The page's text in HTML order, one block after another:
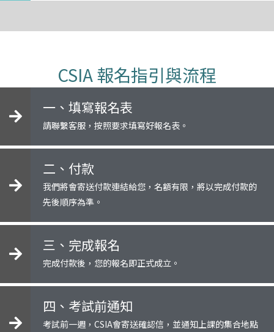
CSIA 報名指引與流程
一、填寫報名表
請聯繫客服，按照要求填寫好報名表。
二、付款
我們將會寄送付款連結給您，名額有限，將以完成付款的
先後順序為準。
三、完成報名
完成付款後，您的報名即正式成立。
四、考試前通知
考試前一週，CSIA會寄送確認信，並通知上課的集合地點